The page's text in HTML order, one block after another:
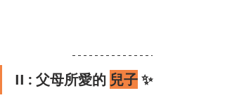
II : 父母所愛的 兒子 ✨